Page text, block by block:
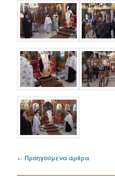
Πλοήγηση στα άρθρα
← Προηγούμενα άρθρα